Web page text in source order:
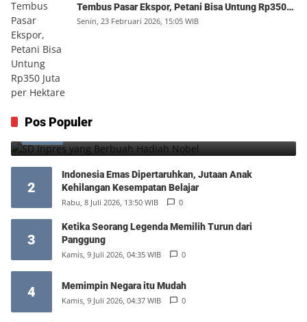
Tembus Pasar Ekspor, Petani Bisa Untung Rp350
Juta per Hektare
Senin, 23 Februari 2026, 15:05 WIB
Pos Populer
1 SD Inpres yang Berbuah Hadiah Nobel
2
Indonesia Emas Dipertaruhkan, Jutaan Anak
Kehilangan Kesempatan Belajar
Rabu, 8 Juli 2026, 13:50 WIB 0
3
Ketika Seorang Legenda Memilih Turun dari
Panggung
Kamis, 9 Juli 2026, 04:35 WIB 0
4 Memimpin Negara itu Mudah
Kamis, 9 Juli 2026, 04:37 WIB 0